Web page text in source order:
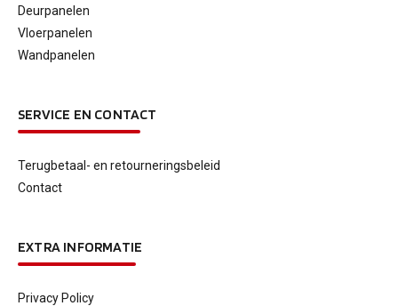
Deurpanelen
Vloerpanelen
Wandpanelen
SERVICE EN CONTACT
Terugbetaal- en retourneringsbeleid
Contact
EXTRA INFORMATIE
Privacy Policy